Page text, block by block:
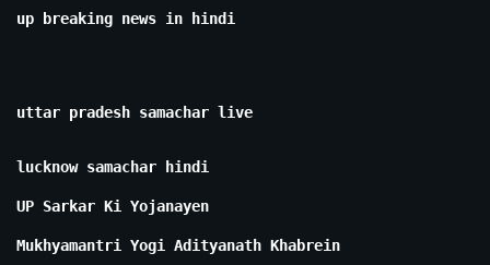
up breaking news in hindi
uttar pradesh samachar live
lucknow samachar hindi
UP Sarkar Ki Yojanayen
Mukhyamantri Yogi Adityanath Khabrein